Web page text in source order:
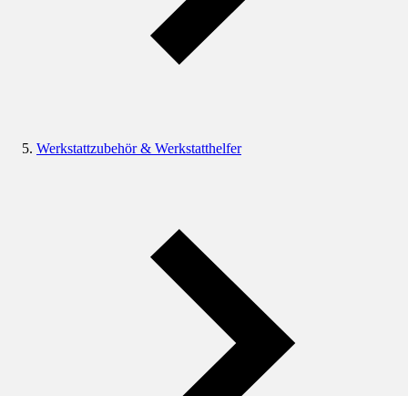
Werkstattzubehör & Werkstatthelfer